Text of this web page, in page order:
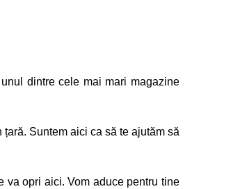
dintre cele mai mari magazine
Suntem aici ca să te ajutăm să
va opri aici. Vom aduce pentru tine